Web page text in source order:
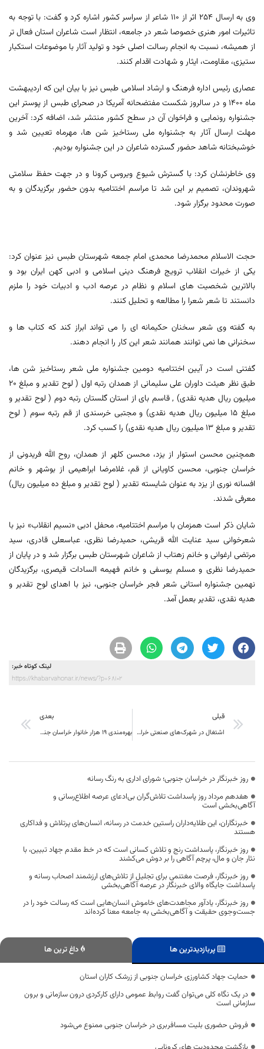
وی به ارسال 254 اثر از 110 شاعر از سراسر کشور اشاره کرد و گفت: با توجه به
تاثیرات امور هنری خصوصا شعر در جامعه، انتظار است شاعران استان فعال تر
از همیشه، نسبت به انجام رسالت اصلی خود و تولید آثار با موضوعات استکبار
ستیزی، مقاومت، ایثار و شهادت اقدام کنند.
عصاری رئیس اداره فرهنگ و ارشاد اسلامی طبس نیز با بیان این که اردیبهشت
ماه 1400 و در سالروز شکست مفتضحانه آمریکا در صحرای طبس از پوستر این
جشنواره رونمایی و فراخوان آن در سطح کشور منتشر شد، اضافه کرد: آخرین
مهلت ارسال آثار به جشنواره ملی رستاخیز شن ها، مهرماه تعیین شد و
خوشبختانه شاهد حضور گسترده شاعران در این جشنواره بودیم.
وی خاطرنشان کرد: با گسترش شیوع ویروس کرونا و در جهت حفظ سلامتی
شهروندان، تصمیم بر این شد تا مراسم اختتامیه بدون حضور برگزیدگان و به
صورت محدود برگزار شود.
حجت الاسلام محمدرضا محمدی امام جمعه شهرستان طبس نیز عنوان کرد:
یکی از خیرات انقلاب ترویج فرهنگ دینی اسلامی و ادبی کهن ایران بود و
بالاترین شخصیت های اسلام و نظام در عرصه ادب و ادبیات خود را ملزم
دانستند تا شعر شعرا را مطالعه و تحلیل کنند.
به گفته وی شعر سخنان حکیمانه ای را می تواند ابراز کند که کتاب ها و
سخنرانی ها نمی توانند همانند شعر این کار را انجام دهند.
گفتنی است در آیین اختتامیه دومین جشنواره ملی شعر رستاخیز شن ها،
طبق نظر هیئت داوران علی سلیمانی از همدان رتبه اول ( لوح تقدیر و مبلغ 20
میلیون ریال هدیه نقدی) , قاسم بای از استان گلستان رتبه دوم ( لوح تقدیر و
مبلغ 15 میلیون ریال هدیه نقدی) و مجتبی خرسندی از قم رتبه سوم ( لوح
تقدیر و مبلغ 13 میلیون ریال هدیه نقدی) را کسب کرد.
همچنین محسن استوار از یزد، محسن کلهر از همدان، روح الله فریدونی از
خراسان جنوبی، محسن کاویانی از قم، غلامرضا ابراهیمی از بوشهر و خانم
افسانه نوری از یزد به عنوان شایسته تقدیر ( لوح تقدیر و مبلغ ده میلیون ریال)
معرفی شدند.
شایان ذکر است همزمان با مراسم اختتامیه، محفل ادبی «نسیم انقلاب» نیز با
شعرخوانی سید عنایت الله قریشی، حمیدرضا نظری، عباسعلی قادری، سید
مرتضی ارغوانی و خانم زهتاب از شاعران شهرستان طبس برگزار شد و در پایان از
حمیدرضا نظری و مسلم یوسفی و خانم فهیمه السادات قیصری، برگزیدگان
نهمین جشنواره استانی شعر فجر خراسان جنوبی، نیز با اهدای لوح تقدیر و
هدیه نقدی، تقدیر بعمل آمد.
لینک کوتاه خبر:
https://khabarvahonar.ir/news/?p=68102
قبلی
اشتغال در شهرک‌های صنعتی خراسان جنوبی ۱۲۰ درصد افزایش یافت
بعدی
بهره‌مندی ۱۹ هزار خانوار خراسان جنوبی از طرح‌های برق‌رسانی
روز خبرنگار در خراسان جنوبی؛ شورای اداری به رنگ رسانه
هفدهم مرداد روز پاسداشت تلاش‌گران بی‌ادعای عرصه اطلاع‌رسانی و
آگاهی‌بخشی است
خبرنگاران، این طلایه‌داران راستین خدمت در رسانه، انسان‌های پرتلاش و فداکاری
هستند
روز خبرنگار، پاسداشت رنج و تلاش کسانی است که در خط مقدم جهاد تبیین، با
نثار جان و مال، پرچم آگاهی را بر دوش می‌کشند
روز خبرنگار، فرصت مغتنمی برای تجلیل از تلاش‌های ارزشمند اصحاب رسانه و
پاسداشت جایگاه والای خبرنگار در عرصه آگاهی‌بخشی
روز خبرنگار، یادآور مجاهدت‌های خاموش انسان‌هایی است که رسالت خود را در
جست‌وجوی حقیقت و آگاهی‌بخشی به جامعه معنا کرده‌اند
پربازدیدترین ها داغ ترین ها
حمایت جهاد کشاورزی خراسان جنوبی از زرشک کاران استان
در یک نگاه کلی می‌توان گفت روابط عمومی دارای کارکردی درون سازمانی و برون
سازمانی است
فروش حضوری بلیت مسافربری در خراسان جنوبی ممنوع می‌شود